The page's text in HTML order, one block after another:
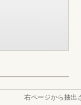
右ページから抽出